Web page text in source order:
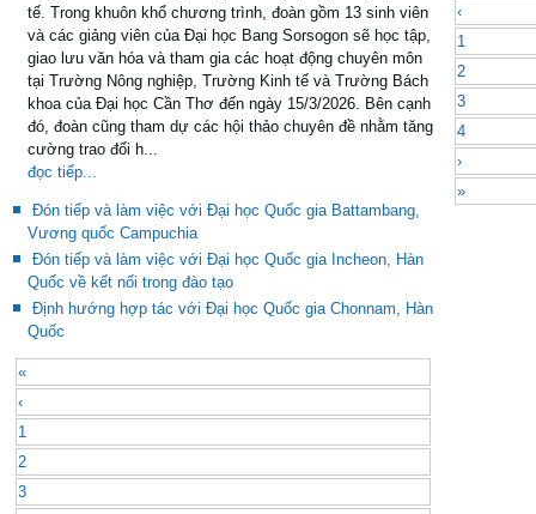
tế. Trong khuôn khổ chương trình, đoàn gồm 13 sinh viên
và các giảng viên của Đại học Bang Sorsogon sẽ học tập,
giao lưu văn hóa và tham gia các hoạt động chuyên môn
tại Trường Nông nghiệp, Trường Kinh tế và Trường Bách
khoa của Đại học Cần Thơ đến ngày 15/3/2026. Bên cạnh
đó, đoàn cũng tham dự các hội thảo chuyên đề nhằm tăng
cường trao đổi h...
đọc tiếp...
Đón tiếp và làm việc với Đại học Quốc gia Battambang,
Vương quốc Campuchia
Đón tiếp và làm việc với Đại học Quốc gia Incheon, Hàn
Quốc về kết nối trong đào tạo
Định hướng hợp tác với Đại học Quốc gia Chonnam, Hàn
Quốc
«
‹
1
2
3
‹
1
2
3
4
›
»